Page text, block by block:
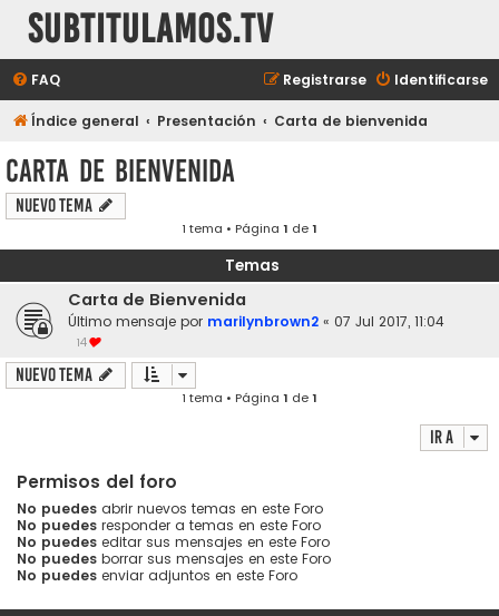
subtitulamos.tv
FAQ Identificarse
Registrarse
Índice general Presentación Carta de bienvenida
Carta de bienvenida
Nuevo Tema
1 tema • Página 1 de1
Temas
Carta de Bienvenida
Último mensaje por marilynbrown2 « 07 Jul 2017, 11:04
14
Nuevo Tema
1 tema • Página 1 de1
Ir a
Permisos del foro
No puedes abrir nuevos temas en este Foro
No puedes responder a temas en este Foro
No puedes editar sus mensajes en este Foro
No puedes borrar sus mensajes en este Foro
No puedes enviar adjuntos en este Foro